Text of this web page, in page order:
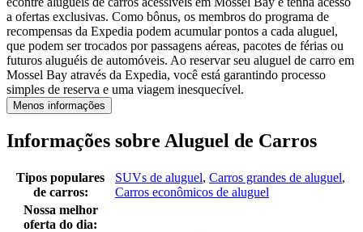
a ofertas exclusivas. Como bônus, os membros do programa de
recompensas da Expedia podem acumular pontos a cada aluguel,
que podem ser trocados por passagens aéreas, pacotes de férias ou
futuros aluguéis de automóveis. Ao reservar seu aluguel de carro em
Mossel Bay através da Expedia, você está garantindo processo
simples de reserva e uma viagem inesquecível.
Menos informações
Informações sobre Aluguel de Carros
Tipos populares
de carros:
SUVs de aluguel, Carros grandes de aluguel,
Carros econômicos de aluguel
Nossa melhor
oferta do dia: